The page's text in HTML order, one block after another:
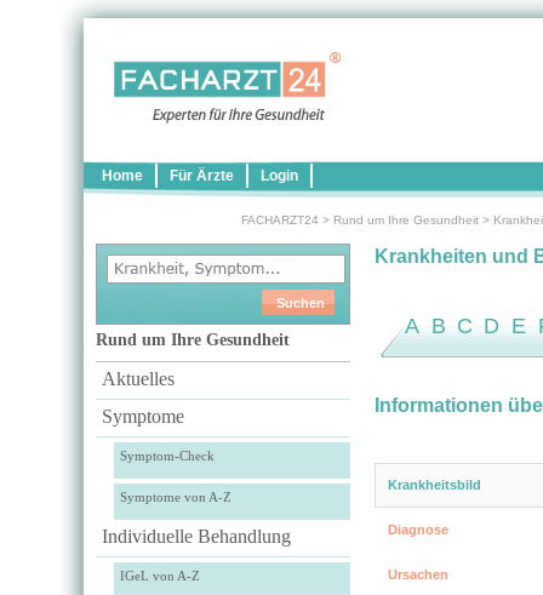
Home Für Ärzte Login
FACHARZT24 > Rund um Ihre Gesundheit >
Rund um Ihre Gesundheit
Aktuelles
Symptome
Symptom-Check
Symptome von A-Z
Individuelle Behandlung
IGeL von A-Z
Krankheiten und
A B C D E
Informationen
Krankheitsbild
Diagnose
Ursachen